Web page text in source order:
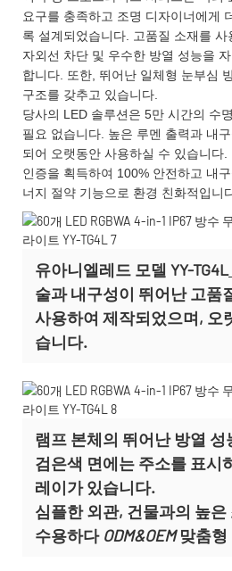
요구를 충족하고 조명 디자이너에게
록 설계되었습니다. 고품질 소재를 사
자외선 차단 및 우수한 방열 성능을
합니다. 또한, 뛰어난 일체형 눈부심
구조를 갖추고 있습니다.
당사의 LED 솔루션은 5만 시간의 수
필요 없습니다. 높은 루멘 출력과 내
되어 오랫동안 사용하실 수 있습니다
인증을 획득하여 100% 안전하고 내
너지 절약 기능으로 환경 친화적입니
유아니엘레드 모델 YY-TG4L
술과 내구성이 뛰어난 고품
사용하여 제작되었으며, 오
습니다.
램프 본체의 뛰어난 방열 성
검은색 면에는 주소를 표시
레이가 있습니다.
심플한 외관, 건물과의 높은
수용하다 ODM&OEM맞춤형